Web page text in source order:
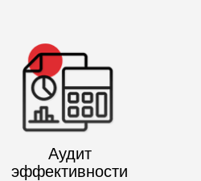
Аудит
эффективности